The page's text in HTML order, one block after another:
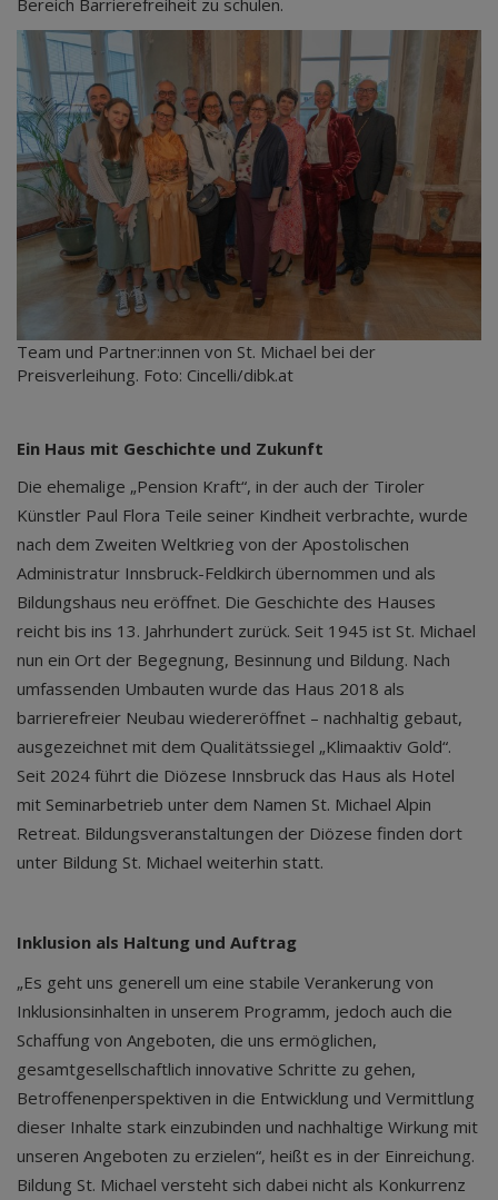
Bereich Barrierefreiheit zu schulen.
Team und Partner:innen von St. Michael bei der
Preisverleihung. Foto: Cincelli/dibk.at
Ein Haus mit Geschichte und Zukunft
Die ehemalige „Pension Kraft“, in der auch der Tiroler
Künstler Paul Flora Teile seiner Kindheit verbrachte, wurde
nach dem Zweiten Weltkrieg von der Apostolischen
Administratur Innsbruck-Feldkirch übernommen und als
Bildungshaus neu eröffnet. Die Geschichte des Hauses
reicht bis ins 13. Jahrhundert zurück. Seit 1945 ist St. Michael
nun ein Ort der Begegnung, Besinnung und Bildung. Nach
umfassenden Umbauten wurde das Haus 2018 als
barrierefreier Neubau wiedereröffnet – nachhaltig gebaut,
ausgezeichnet mit dem Qualitätssiegel „Klimaaktiv Gold“.
Seit 2024 führt die Diözese Innsbruck das Haus als Hotel
mit Seminarbetrieb unter dem Namen St. Michael Alpin
Retreat. Bildungsveranstaltungen der Diözese finden dort
unter Bildung St. Michael weiterhin statt.
Inklusion als Haltung und Auftrag
„Es geht uns generell um eine stabile Verankerung von
Inklusionsinhalten in unserem Programm, jedoch auch die
Schaffung von Angeboten, die uns ermöglichen,
gesamtgesellschaftlich innovative Schritte zu gehen,
Betroffenenperspektiven in die Entwicklung und Vermittlung
dieser Inhalte stark einzubinden und nachhaltige Wirkung mit
unseren Angeboten zu erzielen“, heißt es in der Einreichung.
Bildung St. Michael versteht sich dabei nicht als Konkurrenz